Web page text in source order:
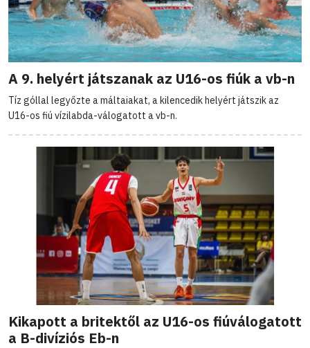
A 9. helyért játszanak az U16-os fiúk a vb-n
Tíz góllal legyőzte a máltaiakat, a kilencedik helyért játszik az
U16-os fiú vízilabda-válogatott a vb-n.
Kikapott a britektől az U16-os fiúválogatott
a B-divíziós Eb-n